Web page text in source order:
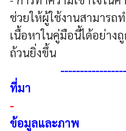
ช่วยให้ผู้ใช้งานสามารถ
เนื้อหาในคู่มือนี้ได้อย่าง
ถ้วนยิ่งขึ้น
ที่มา
-
ข้อมูลและภาพ